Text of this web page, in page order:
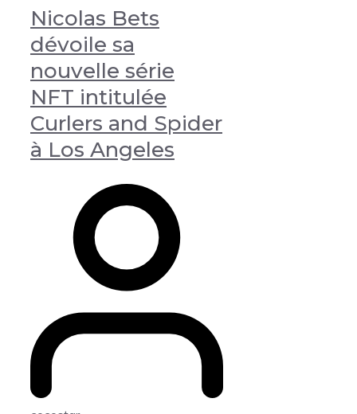
Nicolas Bets
dévoile sa
nouvelle série
NFT intitulée
Curlers and Spider
à Los Angeles